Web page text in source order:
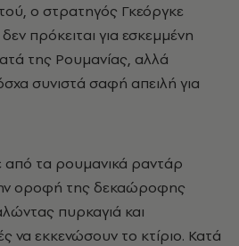
ο στρατηγός Γκεόργκε
πρόκειται για εσκεμμένη
της Ρουμανίας, αλλά
συνιστά σαφή απειλή για
από τα ρουμανικά ραντάρ
οροφή της δεκαώροφης
πυρκαγιά και
να εκκενώσουν το κτίριο. Κατά